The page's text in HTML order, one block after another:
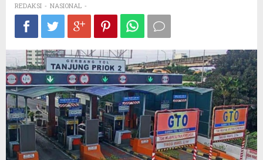
REDAKSI - NASIONAL -